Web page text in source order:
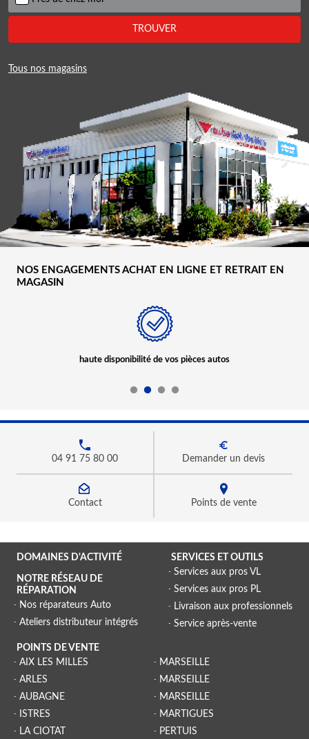
TROUVER
Tous nos magasins
NOS ENGAGEMENTS ACHAT EN LIGNE ET RETRAIT EN
MAGASIN
haute disponibilité de vos pièces autos
04 91 75 80 00 Demander un devis
Contact Points de vente
DOMAINES D'ACTIVITÉ
NOTRE RÉSEAU DE
RÉPARATION
Nos réparateurs Auto
Ateliers distributeur intégrés
SERVICES ET OUTILS
Services aux pros VL
Services aux pros PL
Livraison aux professionnels
Service après-vente
POINTS DE VENTE
AIX LES MILLES
ARLES
AUBAGNE
ISTRES
LA CIOTAT
MARSEILLE
MARSEILLE
MARSEILLE
MARTIGUES
PERTUIS